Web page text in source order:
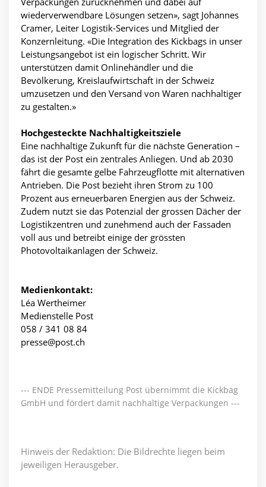
wiederverwendbare Lösungen setzen», sagt Johannes
Cramer, Leiter Logistik-Services und Mitglied der
Konzernleitung. «Die Integration des Kickbags in unser
Leistungsangebot ist ein logischer Schritt. Wir
unterstützen damit Onlinehändler und die
Bevölkerung, Kreislaufwirtschaft in der Schweiz
umzusetzen und den Versand von Waren nachhaltiger
zu gestalten.»
Hochgesteckte Nachhaltigkeitsziele
Eine nachhaltige Zukunft für die nächste Generation –
das ist der Post ein zentrales Anliegen. Und ab 2030
fährt die gesamte gelbe Fahrzeugflotte mit alternativen
Antrieben. Die Post bezieht ihren Strom zu 100
Prozent aus erneuerbaren Energien aus der Schweiz.
Zudem nutzt sie das Potenzial der grossen Dächer der
Logistikzentren und zunehmend auch der Fassaden
voll aus und betreibt einige der grössten
Photovoltaikanlagen der Schweiz.
Medienkontakt:
Léa Wertheimer
Medienstelle Post
058 / 341 08 84
presse@post.ch
--- ENDE Pressemitteilung Post übernimmt die Kickbag
GmbH und fördert damit nachhaltige Verpackungen ---
Hinweis der Redaktion: Die Bildrechte liegen beim
jeweiligen Herausgeber.